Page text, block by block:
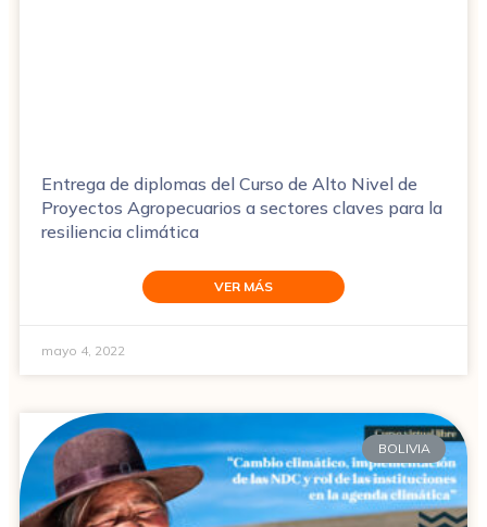
Entrega de diplomas del Curso de Alto Nivel de
Proyectos Agropecuarios a sectores claves para la
resiliencia climática
VER MÁS
mayo 4, 2022
BOLIVIA